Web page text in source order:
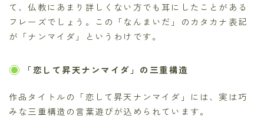
て、仏教にあまり詳しくない方でも耳にしたことがある
フレーズでしょう。この「なんまいだ」のカタカナ表記
が「ナンマイダ」というわけです。
「恋して昇天ナンマイダ」の三重構造
作品タイトルの「恋して昇天ナンマイダ」には、実は巧
みな三重構造の言葉遊びが込められています。